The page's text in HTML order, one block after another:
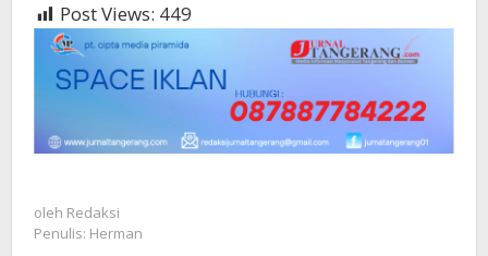
Post Views: 449
oleh Redaksi
Penulis: Herman